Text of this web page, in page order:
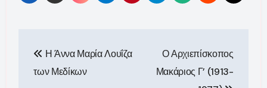
άρθρων
Η Άννα Μαρία Λουΐζα
των Μεδίκων
Ο Αρχιεπίσκοπος
Μακάριος Γ’ (1913-